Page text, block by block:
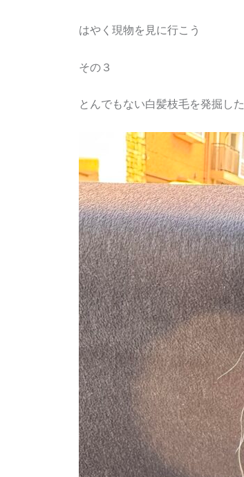
はやく現物を見に行こう
その３
とんでもない白髪枝毛を発掘した